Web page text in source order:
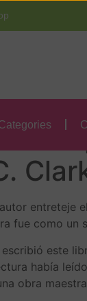
Home
entreteje
fue como un
este
había
obra